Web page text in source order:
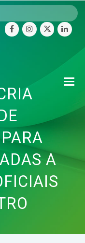
facebookinstagram
twitter
A